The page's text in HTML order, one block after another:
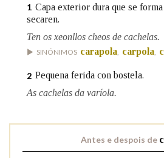
PORTAL
BUSCAR NO CONTIDO
Nas definicións
1 Capa exterior dura que se
secaren.
Ten os xeonllos cheos de cachelas.
SINÓNIMOS carapola carpola
2 Pequena ferida con bostela.
As cachelas da varíola.
Antes e despois de